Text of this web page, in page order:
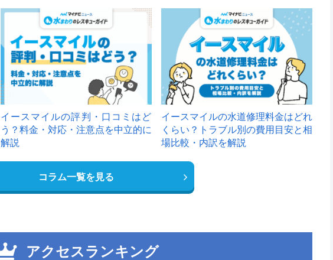
イースマイルの評判・口コミはど
う？料金・対応・注意点を中立的に
解説
イースマイルの水道修理料金はどれ
くらい？トラブル別の費用目安と相
場比較・内訳を解説
コラム一覧を見る
アクセスランキング